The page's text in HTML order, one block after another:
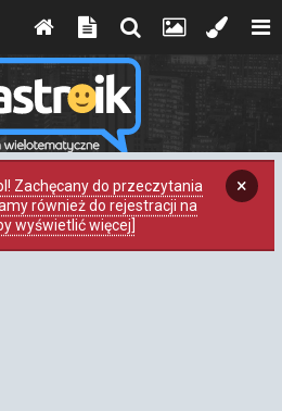
Zachęcany do przeczytania
również do rejestracji na
wyświetlić więcej]
×